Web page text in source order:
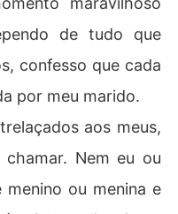
nem que precise pagar
corporativo com uma c
de Manhattan, trabal
e Associados" de No
foge de uma aposta,
do seu melhor amig
apostar se seria um me
de tudo que
confesso que cada
por meu marido.
aos meus,
Nem eu ou
ou menina e